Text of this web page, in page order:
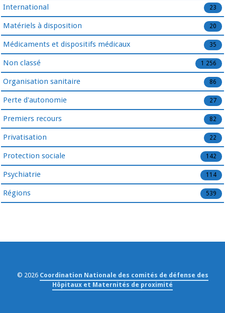
International 23
Matériels à disposition 20
Médicaments et dispositifs médicaux 35
Non classé 1 256
Organisation sanitaire 86
Perte d'autonomie 27
Premiers recours 82
Privatisation 22
Protection sociale 142
Psychiatrie 114
Régions 539
© 2026 Coordination Nationale des comités de défense des
Hôpitaux et Maternités de proximité